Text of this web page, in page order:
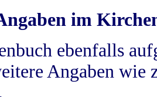
im
ebenfalls
Angaben wie